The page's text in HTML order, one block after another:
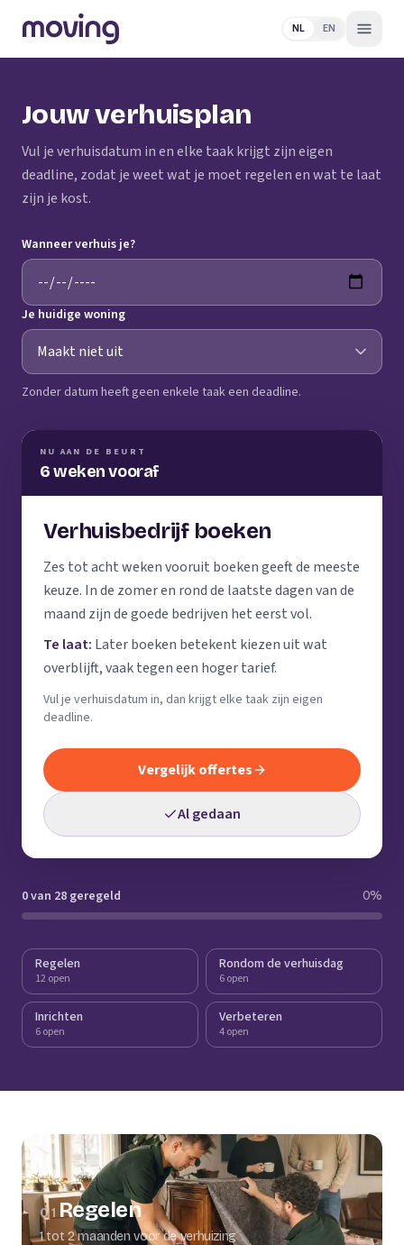
NL EN
Jouw verhuisplan
Vul je verhuisdatum in en elke taak krijgt zijn eigen
deadline, zodat je weet wat je moet regelen en wat te laat
zijn je kost.
Wanneer verhuis je?
Je huidige woning
Zonder datum heeft geen enkele taak een deadline.
NU AAN DE BEURT
6 weken vooraf
Verhuisbedrijf boeken
Zes tot acht weken vooruit boeken geeft de meeste
keuze. In de zomer en rond de laatste dagen van de
maand zijn de goede bedrijven het eerst vol.
Te laat: Later boeken betekent kiezen uit wat
overblijft, vaak tegen een hoger tarief.
Vul je verhuisdatum in, dan krijgt elke taak zijn eigen
deadline.
Vergelijk offertes
Al gedaan
0 van 28 geregeld 0%
Regelen
12 open
Rondom de verhuisdag
6 open
Inrichten
6 open
Verbeteren
4 open
01 Regelen
1 tot 2 maanden voor de verhuizing